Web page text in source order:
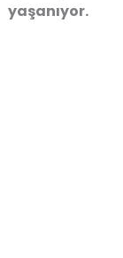
yaşanıyor.